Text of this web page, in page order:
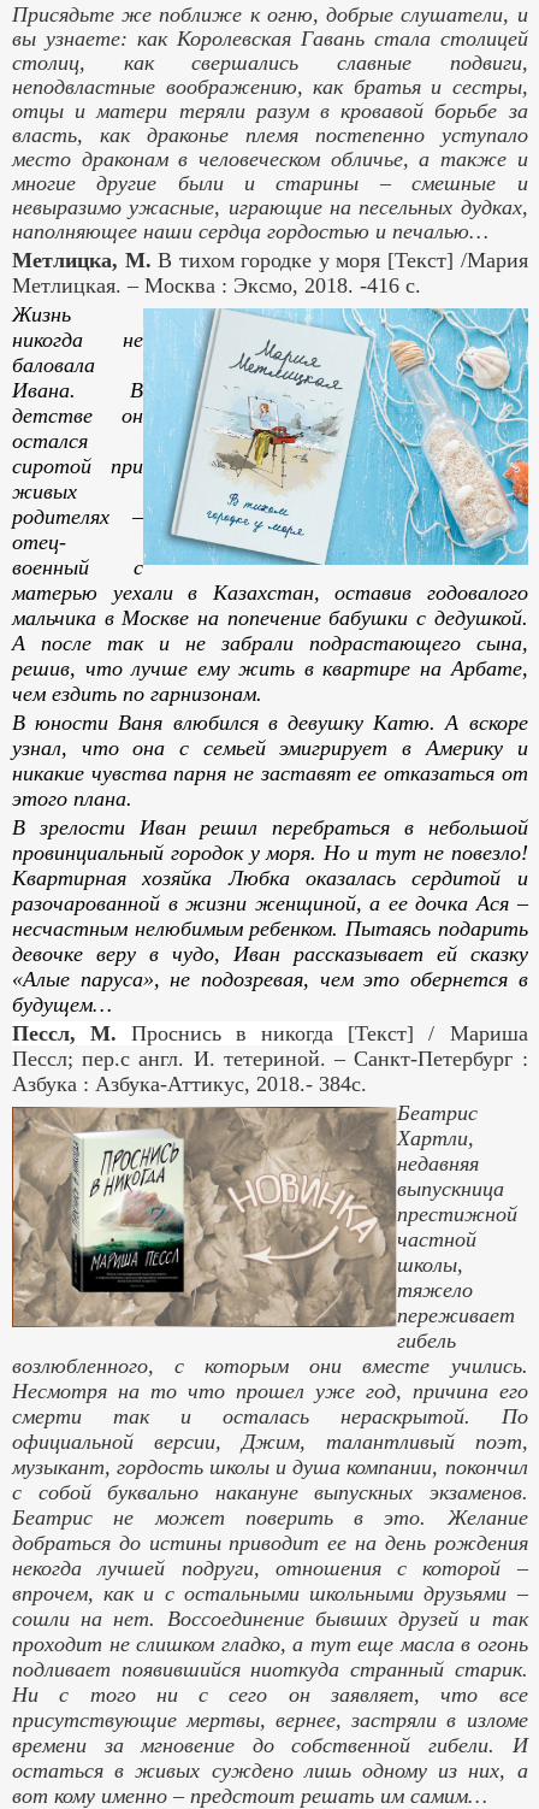
Присядьте же поближе к огню, добрые слушатели, и
вы узнаете: как Королевская Гавань стала столицей
столиц, как свершались славные подвиги,
неподвластные воображению, как братья и сестры,
отцы и матери теряли разум в кровавой борьбе за
власть, как драконье племя постепенно уступало
место драконам в человеческом обличье, а также и
многие другие были и старины – смешные и
невыразимо ужасные, играющие на песельных дудках,
наполняющее наши сердца гордостью и печалью…
Метлицка, М. В тихом городке у моря [Текст] /Мария
Метлицкая. – Москва : Эксмо, 2018. -416 с.
Жизнь
никогда не
баловала
Ивана. В
детстве он
остался
сиротой при
живых
родителях –
отец-
военный с
матерью уехали в Казахстан, оставив годовалого
мальчика в Москве на попечение бабушки с дедушкой.
А после так и не забрали подрастающего сына,
решив, что лучше ему жить в квартире на Арбате,
чем ездить по гарнизонам.
В юности Ваня влюбился в девушку Катю. А вскоре
узнал, что она с семьей эмигрирует в Америку и
никакие чувства парня не заставят ее отказаться от
этого плана.
В зрелости Иван решил перебраться в небольшой
провинциальный городок у моря. Но и тут не повезло!
Квартирная хозяйка Любка оказалась сердитой и
разочарованной в жизни женщиной, а ее дочка Ася –
несчастным нелюбимым ребенком. Пытаясь подарить
девочке веру в чудо, Иван рассказывает ей сказку
«Алые паруса», не подозревая, чем это обернется в
будущем…
Пессл, М. Проснись в никогда [Текст] / Мариша
Пессл; пер.с англ. И. тетериной. – Санкт-Петербург :
Азбука : Азбука-Аттикус, 2018.- 384с.
Беатрис
Хартли,
недавняя
выпускница
престижной
частной
школы,
тяжело
переживает
гибель
возлюбленного, с которым они вместе учились.
Несмотря на то что прошел уже год, причина его
смерти так и осталась нераскрытой. По
официальной версии, Джим, талантливый поэт,
музыкант, гордость школы и душа компании, покончил
с собой буквально накануне выпускных экзаменов.
Беатрис не может поверить в это. Желание
добраться до истины приводит ее на день рождения
некогда лучшей подруги, отношения с которой –
впрочем, как и с остальными школьными друзьями –
сошли на нет. Воссоединение бывших друзей и так
проходит не слишком гладко, а тут еще масла в огонь
подливает появившийся ниоткуда странный старик.
Ни с того ни с сего он заявляет, что все
присутствующие мертвы, вернее, застряли в изломе
времени за мгновение до собственной гибели. И
остаться в живых суждено лишь одному из них, а
вот кому именно – предстоит решать им самим…